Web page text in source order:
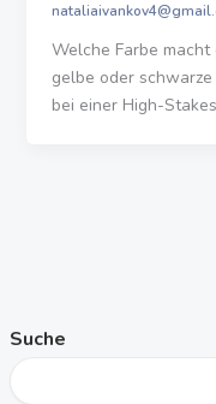
Suche
Welche Farbe
gelbe oder
bei einer High-